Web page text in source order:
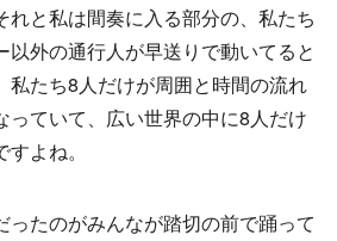
れと私は間奏に入る部分の、私たち
以外の通行人が早送りで動いてると
私たち8人だけが周囲と時間の流れ
っていて、広い世界の中に8人だけ
よね。
ったのがみんなが踏切の前で踊って